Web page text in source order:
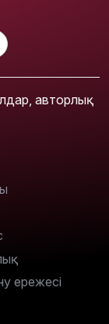
авторлық
ережесі